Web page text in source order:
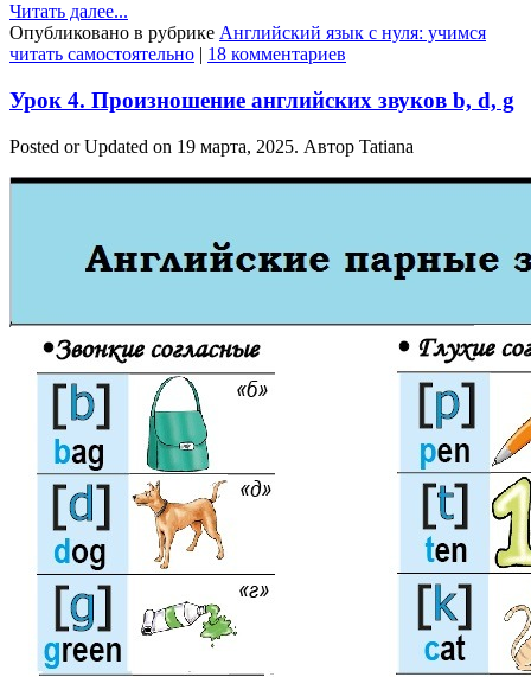
Читать далее...
Опубликовано в рубрике Английский язык с нуля: учимся
читать самостоятельно | 18 комментариев
Урок 4. Произношение английских звуков b, d, g
Posted or Updated on 19 марта, 2025. Автор Tatiana